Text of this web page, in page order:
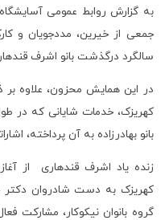
به گزارش روابط عمومی
جمعی از خیرین، مددجویان و
سالگرد درگذشت بانو اشرف
در این همایش محزون، علاوه بر
کهریزک، خدمات شایانی که در
بانو بهادرزاده به آن پرداخته،
زنده یاد اشرف قندهاری از
کهریزک به دست شادروان دکتر
گروه بانوان نیکوکار، مشارکت